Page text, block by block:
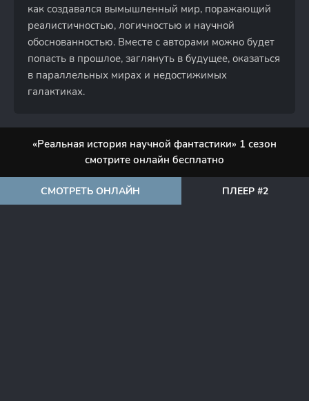
как создавался вымышленный мир, поражающий
реалистичностью, логичностью и научной
обоснованностью. Вместе с авторами можно будет
попасть в прошлое, заглянуть в будущее, оказаться
в параллельных мирах и недостижимых
галактиках.
«Реальная история научной фантастики» 1 сезон
смотрите онлайн бесплатно
СМОТРЕТЬ ОНЛАЙН ПЛЕЕР #2